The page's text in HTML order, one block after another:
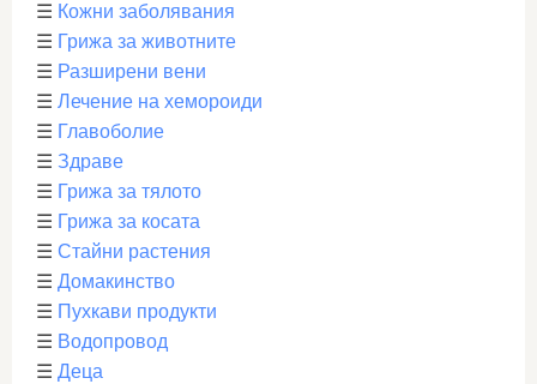
☰ Кожни заболявания
☰ Грижа за животните
☰ Разширени вени
☰ Лечение на хемороиди
☰ Главоболие
☰ Здраве
☰ Грижа за тялото
☰ Грижа за косата
☰ Стайни растения
☰ Домакинство
☰ Пухкави продукти
☰ Водопровод
☰ Деца